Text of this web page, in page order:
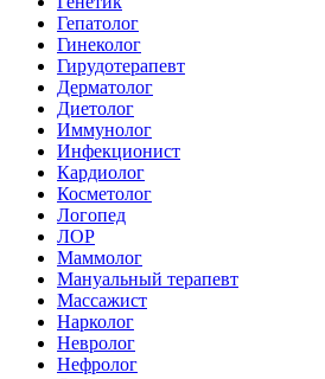
Гепатолог
Гинеколог
Гирудотерапевт
Дерматолог
Диетолог
Иммунолог
Инфекционист
Кардиолог
Косметолог
Логопед
ЛОР
Маммолог
Мануальный терапевт
Массажист
Нарколог
Невролог
Нефролог